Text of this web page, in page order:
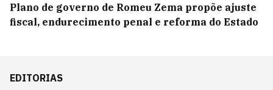
Plano de governo de Romeu Zema propõe ajuste
fiscal, endurecimento penal e reforma do Estado
EDITORIAS